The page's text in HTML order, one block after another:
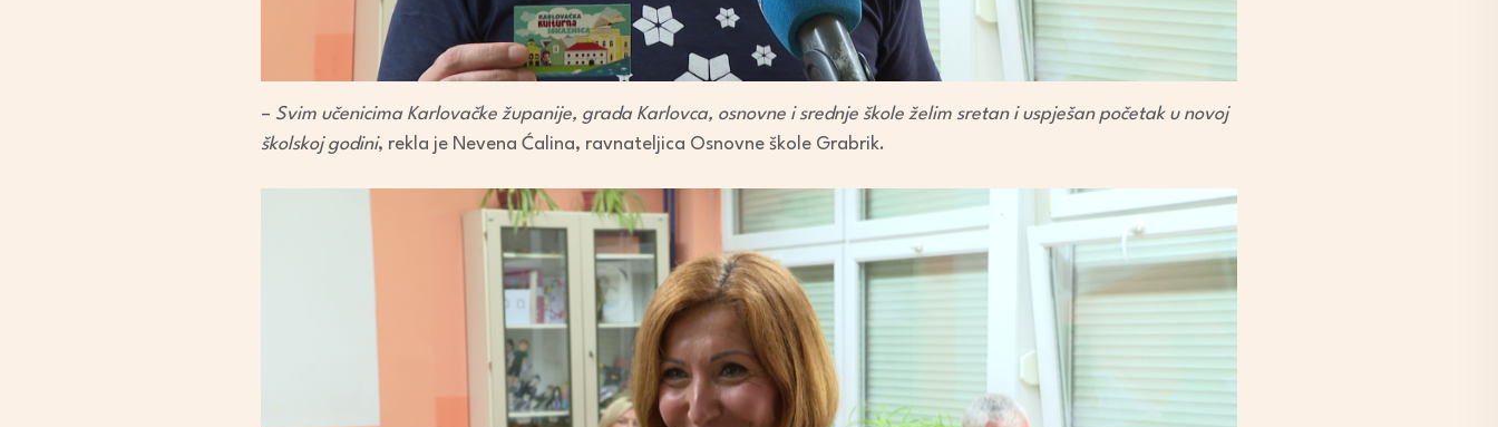
– Svim učenicima Karlovačke županije, grada Karlovca, osnovne i srednje škole želim sretan i uspješan početak u novoj
školskoj godini, rekla je Nevena Ćalina, ravnateljica Osnovne škole Grabrik.